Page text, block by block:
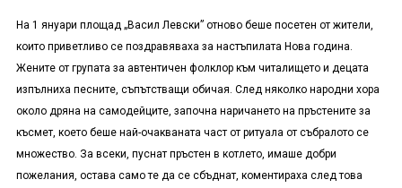
На 1 януари площад „Васил Левски” отново беше посетен от жители,
които приветливо се поздравяваха за настъпилата Нова година.
Жените от групата за автентичен фолклор към читалището и децата
изпълниха песните, съпътстващи обичая. След няколко народни хора
около дряна на самодейците, започна наричането на пръстените за
късмет, което беше най-очакваната част от ритуала от събралото се
множество. За всеки, пуснат пръстен в котлето, имаше добри
пожелания, остава само те да се сбъднат, коментираха след това